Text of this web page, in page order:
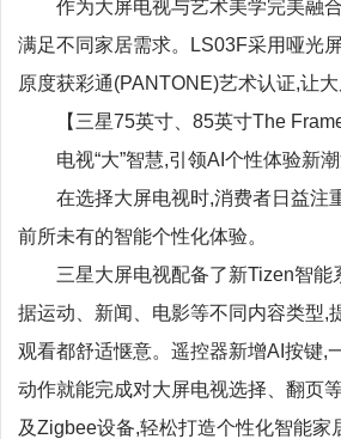
作为大屏电视与艺术美学完美融合
满足不同家居需求。LS03F采用哑光
原度获彩通(PANTONE)艺术认证,让
【三星75英寸、85英寸The
电视“大”智慧,引领AI个性体验新
在选择大屏电视时,消费者日益注重
前所未有的智能个性化体验。
三星大屏电视配备了新Tizen智能
据运动、新闻、电影等不同内容类型,
观看都舒适惬意。遥控器新增AI按键,
动作就能完成对大屏电视选择、翻页
及Zigbee设备,轻松打造个性化智能